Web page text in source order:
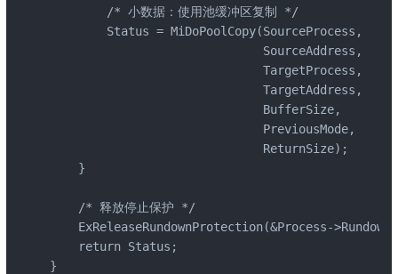
        /* 小数据：使用池缓冲区复制 */
        Status = MiDoPoolCopy(SourceProcess,
                              SourceAddress,
                              TargetProcess,
                              TargetAddress,
                              BufferSize,
                              PreviousMode,
                              ReturnSize);
    }
    /* 释放停止保护 */
ExReleaseRundownProtection(&Process-
    return Status;
}